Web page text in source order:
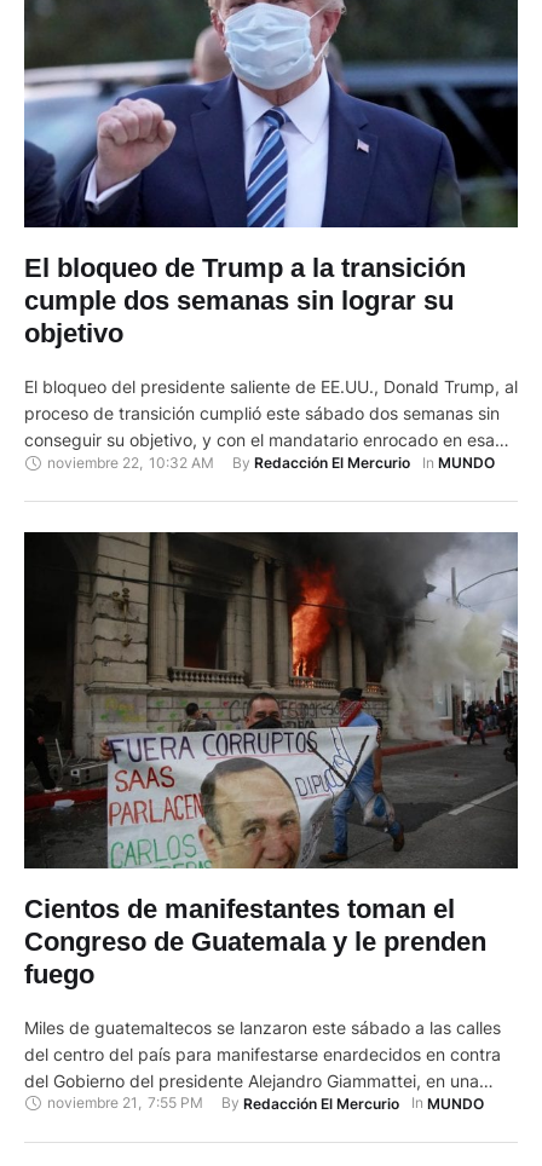
El bloqueo de Trump a la transición
cumple dos semanas sin lograr su
objetivo
El bloqueo del presidente saliente de EE.UU., Donald Trump, al
proceso de transición cumplió este sábado dos semanas sin
conseguir su objetivo, y con el mandatario enrocado en esa
estrategia a pesar de las ínfimas posibilidades de revertir el
noviembre 22 10:32 AM By Redacción El Mercurio In MUNDO
Cientos de manifestantes toman el
Congreso de Guatemala y le prenden
fuego
Miles de guatemaltecos se lanzaron este sábado a las calles
del centro del país para manifestarse enardecidos en contra
del Gobierno del presidente Alejandro Giammattei, en una
serie de protestas que culminaron con la quema de una parte
noviembre 21 , 7:55 PM By Redacción El Mercurio In MUNDO